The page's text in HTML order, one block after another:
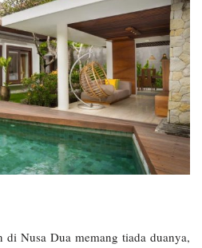
Nusa Dua memang tiada duanya,